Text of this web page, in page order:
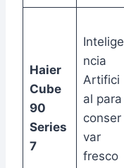
Haier
Cube
90
Series
7
Intelige
ncia
Artifici
al para
conser
var
fresco